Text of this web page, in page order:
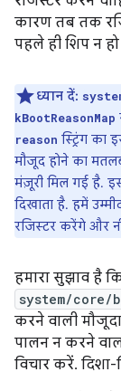
कारण तब तक
पहले ही शिप न
ध्यान दें:
kBootReasonMap
reason स्ट्रिंग का
मौजूद होने का
मंज़ूरी मिल गई है.
दिखाता है. हमें
रजिस्टर करेंगे और
हमारा सुझाव है
system/
करने वाली
पालन न करने
विचार करें.